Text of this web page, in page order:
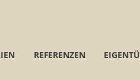
REFERENZEN